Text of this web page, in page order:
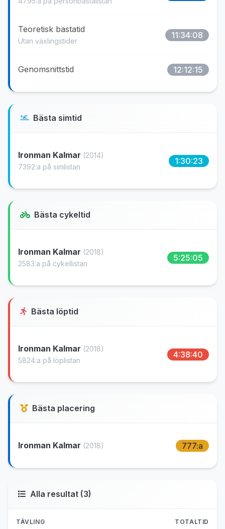
Teoretisk bästatid
Utan växlingstider
11:34:08
Genomsnittstid 12:12:15
Bästa simtid
Ironman Kalmar (2014)
7392:a på simlistan
1:30:23
Bästa cykeltid
Ironman Kalmar (2018)
2583:a på cykellistan
5:25:05
Bästa löptid
Ironman Kalmar (2018)
5824:a på löplistan
4:38:40
Bästa placering
Ironman Kalmar (2018) 777:a
Alla resultat (3)
TÄVLING TOTALTID